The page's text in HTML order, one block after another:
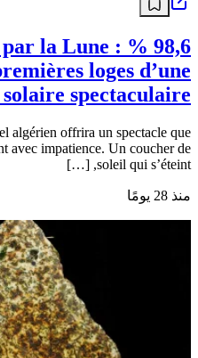
par la Lune :
loges d’une
solaire spectaculaire
algérien offrira un spectacle que
avec impatience. Un coucher de
soleil qui s’éteint, […]
منذ 28 يومًا